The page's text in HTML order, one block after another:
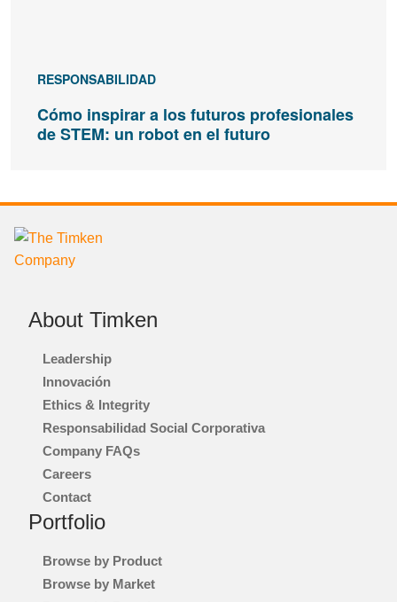
RESPONSABILIDAD
Cómo inspirar a los futuros profesionales
de STEM: un robot en el futuro
About Timken
Leadership
Innovación
Ethics & Integrity
Responsabilidad Social Corporativa
Company FAQs
Careers
Contact
Portfolio
Browse by Product
Browse by Market